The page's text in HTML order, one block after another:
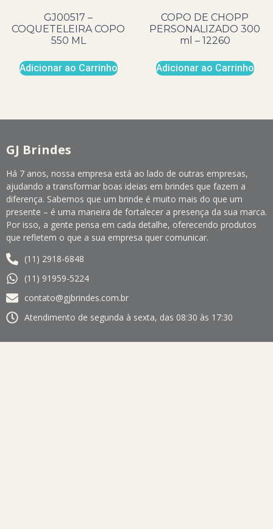
GJ00517 –
COQUETELEIRA COPO
550 ML
Adicionar ao Carrinho
COPO DE CHOPP
PERSONALIZADO 300
ml – 12260
Adicionar ao Carrinho
GJ Brindes
Há 7 anos, nossa empresa está ao lado de outras empresas,
ajudando a transformar boas ideias em brindes que fazem a
diferença. Sabemos que um brinde é muito mais do que um
presente – é uma maneira de fortalecer a presença da sua marca.
Por isso, a gente pensa em cada detalhe, oferecendo produtos
que refletem o que a sua empresa quer comunicar.
(11) 2918-6848
(11) 91959-5224
contato@gjbrindes.com.br
Atendimento de segunda à sexta, das 08:30 às 17:30